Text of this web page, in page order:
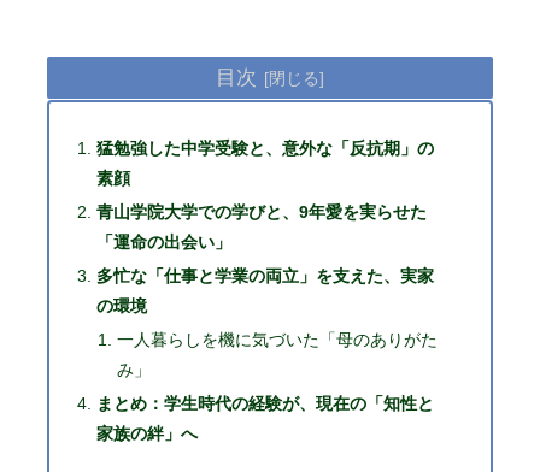
目次
猛勉強した中学受験と、意外な「反抗期」の
素顔
青山学院大学での学びと、9年愛を実らせた
「運命の出会い」
多忙な「仕事と学業の両立」を支えた、実家
の環境
一人暮らしを機に気づいた「母のありがた
み」
まとめ：学生時代の経験が、現在の「知性と
家族の絆」へ